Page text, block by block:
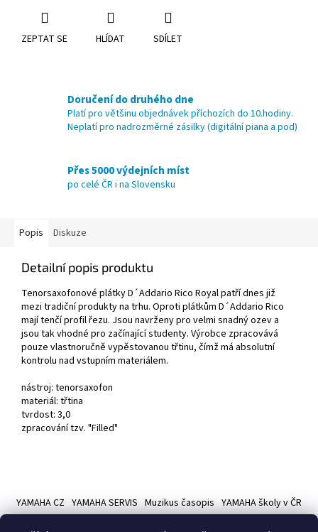
ZEPTAT SE HLÍDAT SDÍLET
Doručení do druhého dne
Platí pro většinu objednávek příchozích do 10.hodiny.
Neplatí pro nadrozměrné zásilky (digitální piana a pod)
Přes 5000 výdejních míst
po celé ČR i na Slovensku
Popis Diskuze
Detailní popis produktu
Tenorsaxofonové plátky D´Addario Rico Royal patří dnes již
mezi tradiční produkty na trhu. Oproti plátkům D´Addario Rico
mají tenčí profil řezu. Jsou navrženy pro velmi snadný ozev a
jsou tak vhodné pro začínající studenty. Výrobce zpracovává
pouze vlastnoručně vypěstovanou třtinu, čímž má absolutní
kontrolu nad vstupním materiálem.
nástroj: tenorsaxofon
materiál: třtina
tvrdost: 3,0
zpracování tzv. "Filled"
p
YAMAHA CZ YAMAHA SERVIS Muzikus časopis YAMAHA školy v ČR